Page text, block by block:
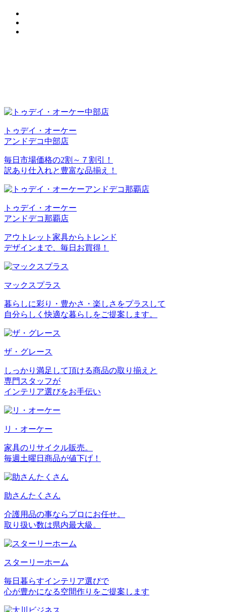
トゥデイ・オーケー
アンドデコ中部店
毎日市場価格の2割～７割引！
訳あり仕入れと豊富な品揃え！
トゥデイ・オーケー
アンドデコ那覇店
アウトレット家具からトレンド
デザインまで、毎日お買得！
マックスプラス
暮らしに彩り・豊かさ・楽しさをプラスして
自分らしく快適な暮らしをご提案します。
ザ・グレース
しっかり満足して頂ける商品の取り揃えと
専門スタッフが
インテリア選びをお手伝い
リ・オーケー
家具のリサイクル販売。
毎週土曜日商品が値下げ！
助さんたくさん
介護用品の事ならプロにお任せ。
取り扱い数は県内最大級。
スターリーホーム
毎日暮らすインテリア選びで
心が豊かになる空間作りをご提案します